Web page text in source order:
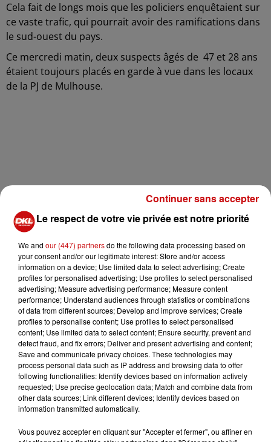
Cela fait de longs mois que les policiers enquêtaient sur
ce vaste trafic, qui pourrait avoir des ramifications dans
le sud-ouest du pays.
Ce mercredi matin, deux suspects âgés de 47 et 28 ans
étaient toujours placés en garde à vue dans les locaux
de la PJ de Mulhouse.
Le respect de votre vie privée est notre priorité
We and our (447) partnersdo the following data processing based on
your consent and/or our legitimate interest: Store and/or access
information on a device; Use limited data to select advertising; Create
profiles for personalised advertising; Use profiles to select personalised
advertising; Measure advertising performance; Measure content
performance; Understand audiences through statistics or combinations
of data from different sources; Develop and improve services; Create
profiles to personalise content; Use profiles to select personalised
content; Use limited data to select content; Ensure security, prevent and
detect fraud, and fix errors; Deliver and present advertising and content;
Save and communicate privacy choices. These technologies may
process personal data such as IP address and browsing data to offer
following functionalities: Identify devices based on information actively
requested; Use precise geolocation data; Match and combine data from
other data sources; Link different devices; Identify devices based on
information transmitted automatically.
Vous pouvez accepter en cliquant sur "Accepter et fermer", ou affiner en
Continuer sans accepter